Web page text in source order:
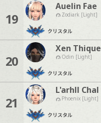
19
Auelin Fae
Zodiark [Light]
クリスタル
20
Xen Thique
Odin [Light]
クリスタル
21
L'arhll Chal
Phoenix [Light]
クリスタル